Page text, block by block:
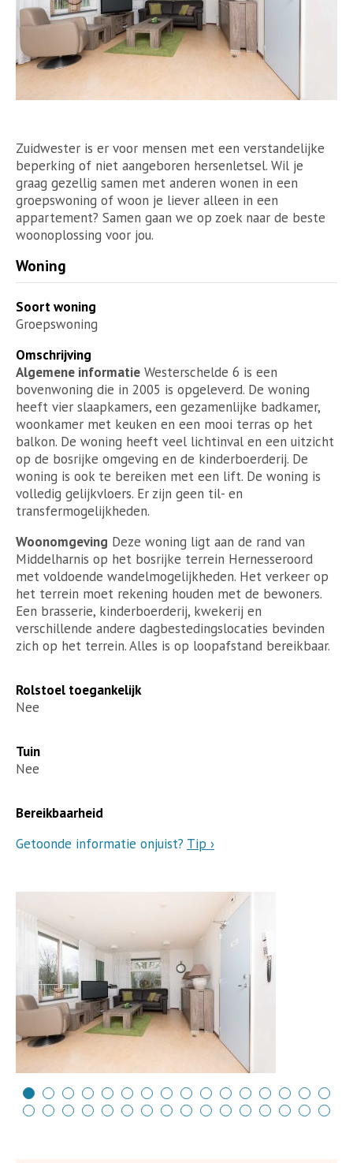
Zuidwester is er voor mensen met een verstandelijke
beperking of niet aangeboren hersenletsel. Wil je
graag gezellig samen met anderen wonen in een
groepswoning of woon je liever alleen in een
appartement? Samen gaan we op zoek naar de beste
woonoplossing voor jou.
Woning
Soort woning
Groepswoning
Omschrijving
Algemene informatie Westerschelde 6 is een
bovenwoning die in 2005 is opgeleverd. De woning
heeft vier slaapkamers, een gezamenlijke badkamer,
woonkamer met keuken en een mooi terras op het
balkon. De woning heeft veel lichtinval en een uitzicht
op de bosrijke omgeving en de kinderboerderij. De
woning is ook te bereiken met een lift. De woning is
volledig gelijkvloers. Er zijn geen til- en
transfermogelijkheden.
Woonomgeving Deze woning ligt aan de rand van
Middelharnis op het bosrijke terrein Hernesseroord
met voldoende wandelmogelijkheden. Het verkeer op
het terrein moet rekening houden met de bewoners.
Een brasserie, kinderboerderij, kwekerij en
verschillende andere dagbestedingslocaties bevinden
zich op het terrein. Alles is op loopafstand bereikbaar.
Rolstoel toegankelijk
Nee
Tuin
Nee
Bereikbaarheid
Getoonde informatie onjuist? Tip ›